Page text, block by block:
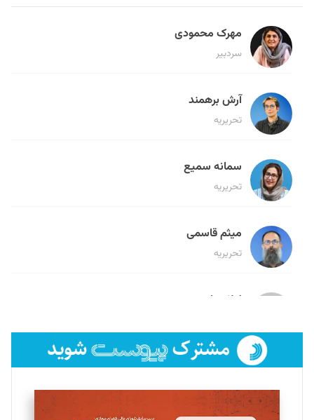
مهرک محمودی
سردبیر
آرش برهمند
تحریریه
سمانه سمیع
تحریریه
میثم قاسمی
تحریریه
لیلا حنارود
فائزه فتحی رستمی
تحریریه